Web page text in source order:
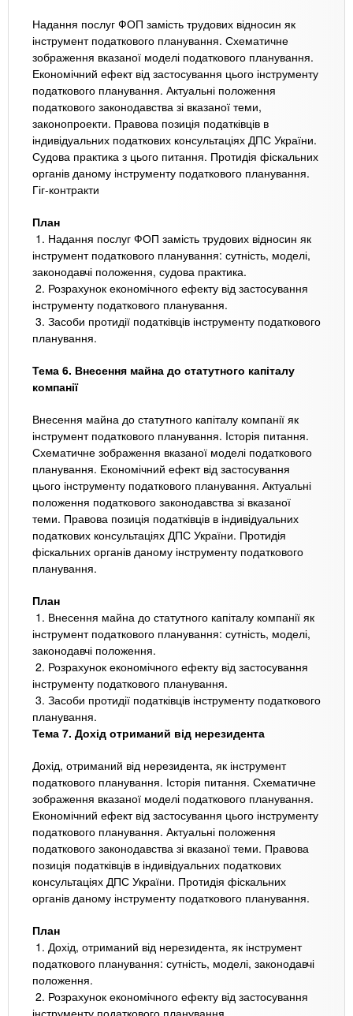
Надання послуг ФОП замість трудових відносин як
інструмент податкового планування. Схематичне
зображення вказаної моделі податкового планування.
Економічний ефект від застосування цього інструменту
податкового планування. Актуальні положення
податкового законодавства зі вказаної теми,
законопроекти. Правова позиція податківців в
індивідуальних податкових консультаціях ДПС України.
Судова практика з цього питання. Протидія фіскальних
органів даному інструменту податкового планування.
Гіг-контракти
План
1. Надання послуг ФОП замість трудових відносин як
інструмент податкового планування: сутність, моделі,
законодавчі положення, судова практика.
2. Розрахунок економічного ефекту від застосування
інструменту податкового планування.
3. Засоби протидії податківців інструменту податкового
планування.
Тема 6. Внесення майна до статутного капіталу
компанії
Внесення майна до статутного капіталу компанії як
інструмент податкового планування. Історія питання.
Схематичне зображення вказаної моделі податкового
планування. Економічний ефект від застосування
цього інструменту податкового планування. Актуальні
положення податкового законодавства зі вказаної
теми. Правова позиція податківців в індивідуальних
податкових консультаціях ДПС України. Протидія
фіскальних органів даному інструменту податкового
планування.
План
1. Внесення майна до статутного капіталу компанії як
інструмент податкового планування: сутність, моделі,
законодавчі положення.
2. Розрахунок економічного ефекту від застосування
інструменту податкового планування.
3. Засоби протидії податківців інструменту податкового
планування.
Тема 7. Дохід отриманий від нерезидента
Дохід, отриманий від нерезидента, як інструмент
податкового планування. Історія питання. Схематичне
зображення вказаної моделі податкового планування.
Економічний ефект від застосування цього інструменту
податкового планування. Актуальні положення
податкового законодавства зі вказаної теми. Правова
позиція податківців в індивідуальних податкових
консультаціях ДПС України. Протидія фіскальних
органів даному інструменту податкового планування.
План
1. Дохід, отриманий від нерезидента, як інструмент
податкового планування: сутність, моделі, законодавчі
положення.
2. Розрахунок економічного ефекту від застосування
інструменту податкового планування.